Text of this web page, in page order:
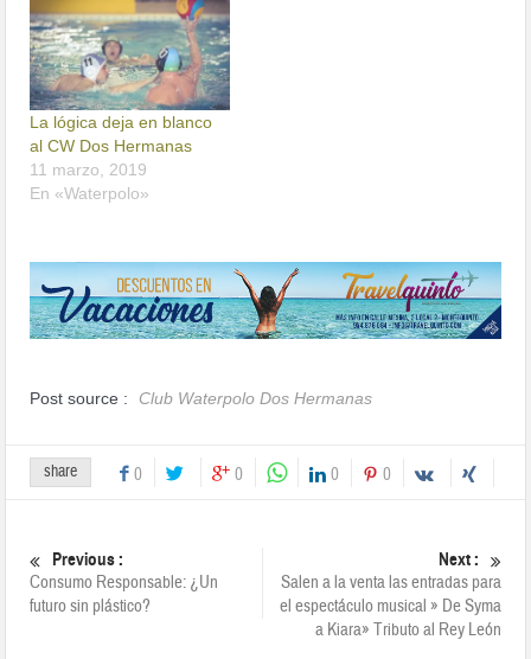
La lógica deja en blanco
al CW Dos Hermanas
11 marzo, 2019
En «Waterpolo»
Post source : Club Waterpolo Dos Hermanas
share 0 0 0 0
Previous :
Consumo Responsable: ¿Un
futuro sin plástico?
Next :
Salen a la venta las entradas para
el espectáculo musical » De Syma
a Kiara» Tributo al Rey León